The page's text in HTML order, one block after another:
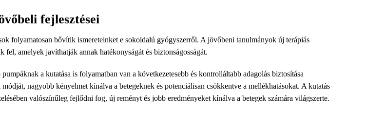
fejlesztései
folyamatosan bővítik ismereteinket e sokoldalú gyógyszerről. A jövőbeni tanulmányok új terápiás
amelyek javíthatják annak hatékonyságát és biztonságosságát.
a kutatása is folyamatban van a következetesebb és kontrolláltabb adagolás biztosítása
nagyobb kényelmet kínálva a betegeknek és potenciálisan csökkentve a mellékhatásokat. A kutatás
valószínűleg fejlődni fog, új reményt és jobb eredményeket kínálva a betegek számára világszerte.